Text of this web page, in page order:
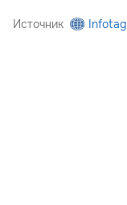
Источник Infotag